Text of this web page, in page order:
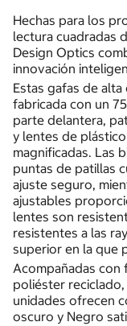
Hechas para los
lectura cuadradas
Design Optics
innovación
Estas gafas de
fabricada con un
parte delantera,
y lentes de
magnificadas. Las
puntas de patillas
ajuste seguro,
ajustables
lentes son
resistentes a las
superior en la que
Acompañadas
poliéster
unidades ofrecen
oscuro y Negro